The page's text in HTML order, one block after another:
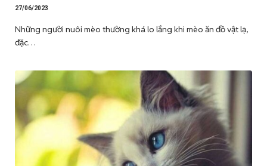
27/06/2023
Những người nuôi mèo thường khá lo lắng khi mèo ăn đồ vật lạ,
đặc…